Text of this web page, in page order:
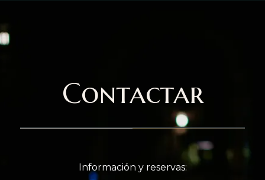
Contactar
Información y reservas: